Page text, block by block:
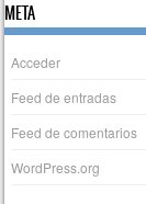
META
Acceder
Feed de entradas
Feed de comentarios
WordPress.org